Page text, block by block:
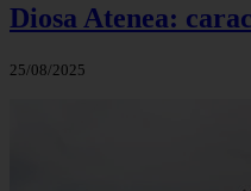
Diosa Atenea:
25/08/2025